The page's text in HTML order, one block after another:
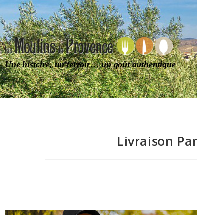
Une histoire, un terroir… un goût authentique
Livraison